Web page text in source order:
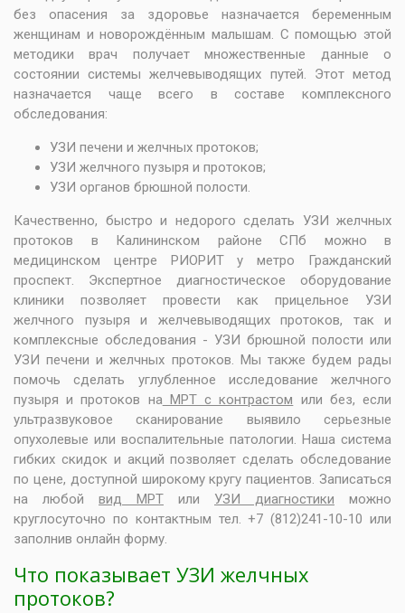
без опасения за здоровье назначается беременным
женщинам и новорождённым малышам. С помощью этой
методики врач получает множественные данные о
состоянии системы желчевыводящих путей. Этот метод
назначается чаще всего в составе комплексного
обследования:
УЗИ печени и желчных протоков;
УЗИ желчного пузыря и протоков;
УЗИ органов брюшной полости.
Качественно, быстро и недорого сделать УЗИ желчных
протоков в Калининском районе СПб можно в
медицинском центре РИОРИТ у метро Гражданский
проспект. Экспертное диагностическое оборудование
клиники позволяет провести как прицельное УЗИ
желчного пузыря и желчевыводящих протоков, так и
комплексные обследования - УЗИ брюшной полости или
УЗИ печени и желчных протоков. Мы также будем рады
помочь сделать углубленное исследование желчного
пузыря и протоков наМРТ с контрастом или без, если
ультразвуковое сканирование выявило серьезные
опухолевые или воспалительные патологии. Наша система
гибких скидок и акций позволяет сделать обследование
по цене, доступной широкому кругу пациентов. Записаться
на любой вид МРТ или УЗИ диагностики можно
круглосуточно по контактным тел. +7 (812)241-10-10 или
заполнив онлайн форму.
Что показывает УЗИ желчных
протоков?